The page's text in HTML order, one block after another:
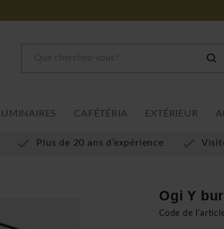
LUMINAIRES CAFÉTÉRIA EXTÉRIEUR
Plus de 20 ans d’expérience
Ogi Y
Code de